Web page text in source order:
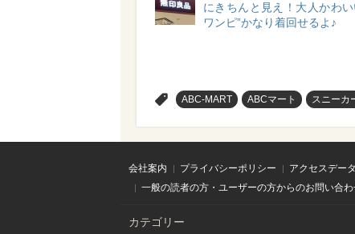
にきちんと見え！大人かわい
ワンピ”かなり着回せるよ♪
ABC-MART ABCマート スニーカ
会社案内 プライバシーポリシー アクセスデー
一般の読者の方・ユーザーの方からのお問い合
カテゴリー